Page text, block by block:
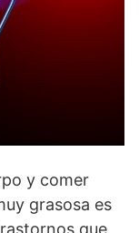
y comer
grasosa es
que